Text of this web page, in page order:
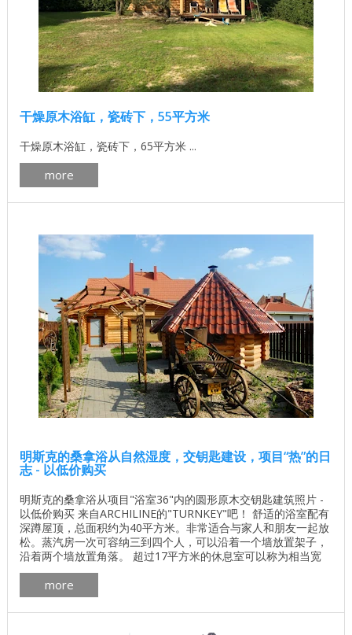
干燥原木浴缸，瓷砖下，55平方米
干燥原木浴缸，瓷砖下，65平方米 ...
more
明斯克的桑拿浴从自然湿度，交钥匙建设，项目“热”的日
志 - 以低价购买
明斯克的桑拿浴从项目"浴室36"内的圆形原木交钥匙建筑照片 -
以低价购买 来自ARCHILINE的"TURNKEY"吧！ 舒适的浴室配有
深蹲屋顶，总面积约为40平方米。非常适合与家人和朋友一起放
松。蒸汽房一次可容纳三到四个人，可以沿着一个墙放置架子，
沿着两个墙放置角落。 超过17平方米的休息室可以称为相当宽
敞。它既可以放在桌子和沙发上，也可以在厨房内放置带水槽，
台面和各种烹饪用具的厨房。 房间数量 1间客房，1楼，蒸汽浴
室 总面积 36.45平方米 墙体材料的体积 22.91立方米 墙体材料 ...
more